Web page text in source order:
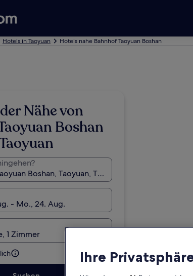
Hotels in Taoyuan Hotels nahe Bahnhof Taoyuan Boshan
Nähe von
Boshan
- Mo., 24. Aug.
1 Zimmer
Ihre